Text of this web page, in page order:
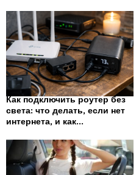
Как подключить роутер без
света: что делать, если нет
интернета, и как...